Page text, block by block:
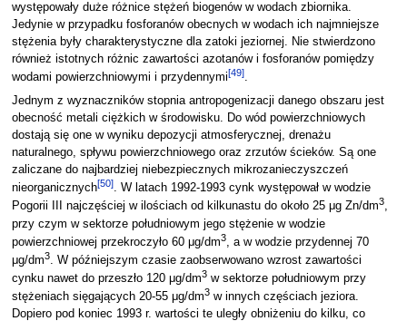
występowały duże różnice stężeń biogenów w wodach zbiornika.
Jedynie w przypadku fosforanów obecnych w wodach ich najmniejsze
stężenia były charakterystyczne dla zatoki jeziornej. Nie stwierdzono
również istotnych różnic zawartości azotanów i fosforanów pomiędzy
wodami powierzchniowymi i przydennymi[49].
Jednym z wyznaczników stopnia antropogenizacji danego obszaru jest
obecność metali ciężkich w środowisku. Do wód powierzchniowych
dostają się one w wyniku depozycji atmosferycznej, drenażu
naturalnego, spływu powierzchniowego oraz zrzutów ścieków. Są one
zaliczane do najbardziej niebezpiecznych mikrozanieczyszczeń
nieorganicznych[50]. W latach 1992-1993 cynk występował w wodzie
Pogorii III najczęściej w ilościach od kilkunastu do około 25 μg Zn/dm3,
przy czym w sektorze południowym jego stężenie w wodzie
powierzchniowej przekroczyło 60 μg/dm3, a w wodzie przydennej 70
μg/dm3. W późniejszym czasie zaobserwowano wzrost zawartości
cynku nawet do przeszło 120 μg/dm3w sektorze południowym przy
stężeniach sięgających 20-55 μg/dm3w innych częściach jeziora.
Dopiero pod koniec 1993 r. wartości te uległy obniżeniu do kilku, co